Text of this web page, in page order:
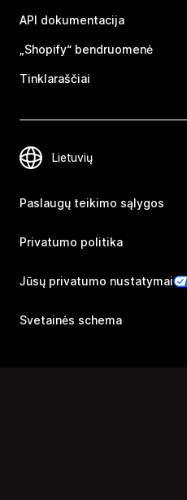
API dokumentacija
„Shopify“ bendruomenė
Tinklaraščiai
Paslaugų teikimo sąlygos
Privatumo politika
Jūsų privatumo nustatymai
Svetainės schema